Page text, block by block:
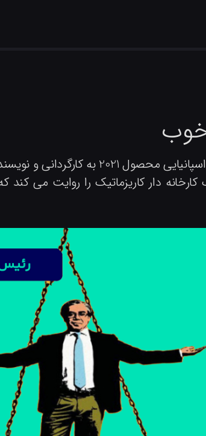
)، کمدی درام اسپانیایی محصول 2021 به
دار کاریزماتیک را روایت می